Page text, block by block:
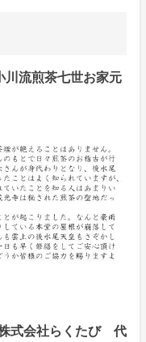
川流煎茶七世お家元
式会社らくたび 代